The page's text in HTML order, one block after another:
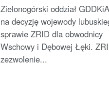
Zielonogórski oddział
na decyzję wojewody
sprawie ZRID dla obwodnicy
Wschowy i Dębowej Łęki.
zezwolenie...